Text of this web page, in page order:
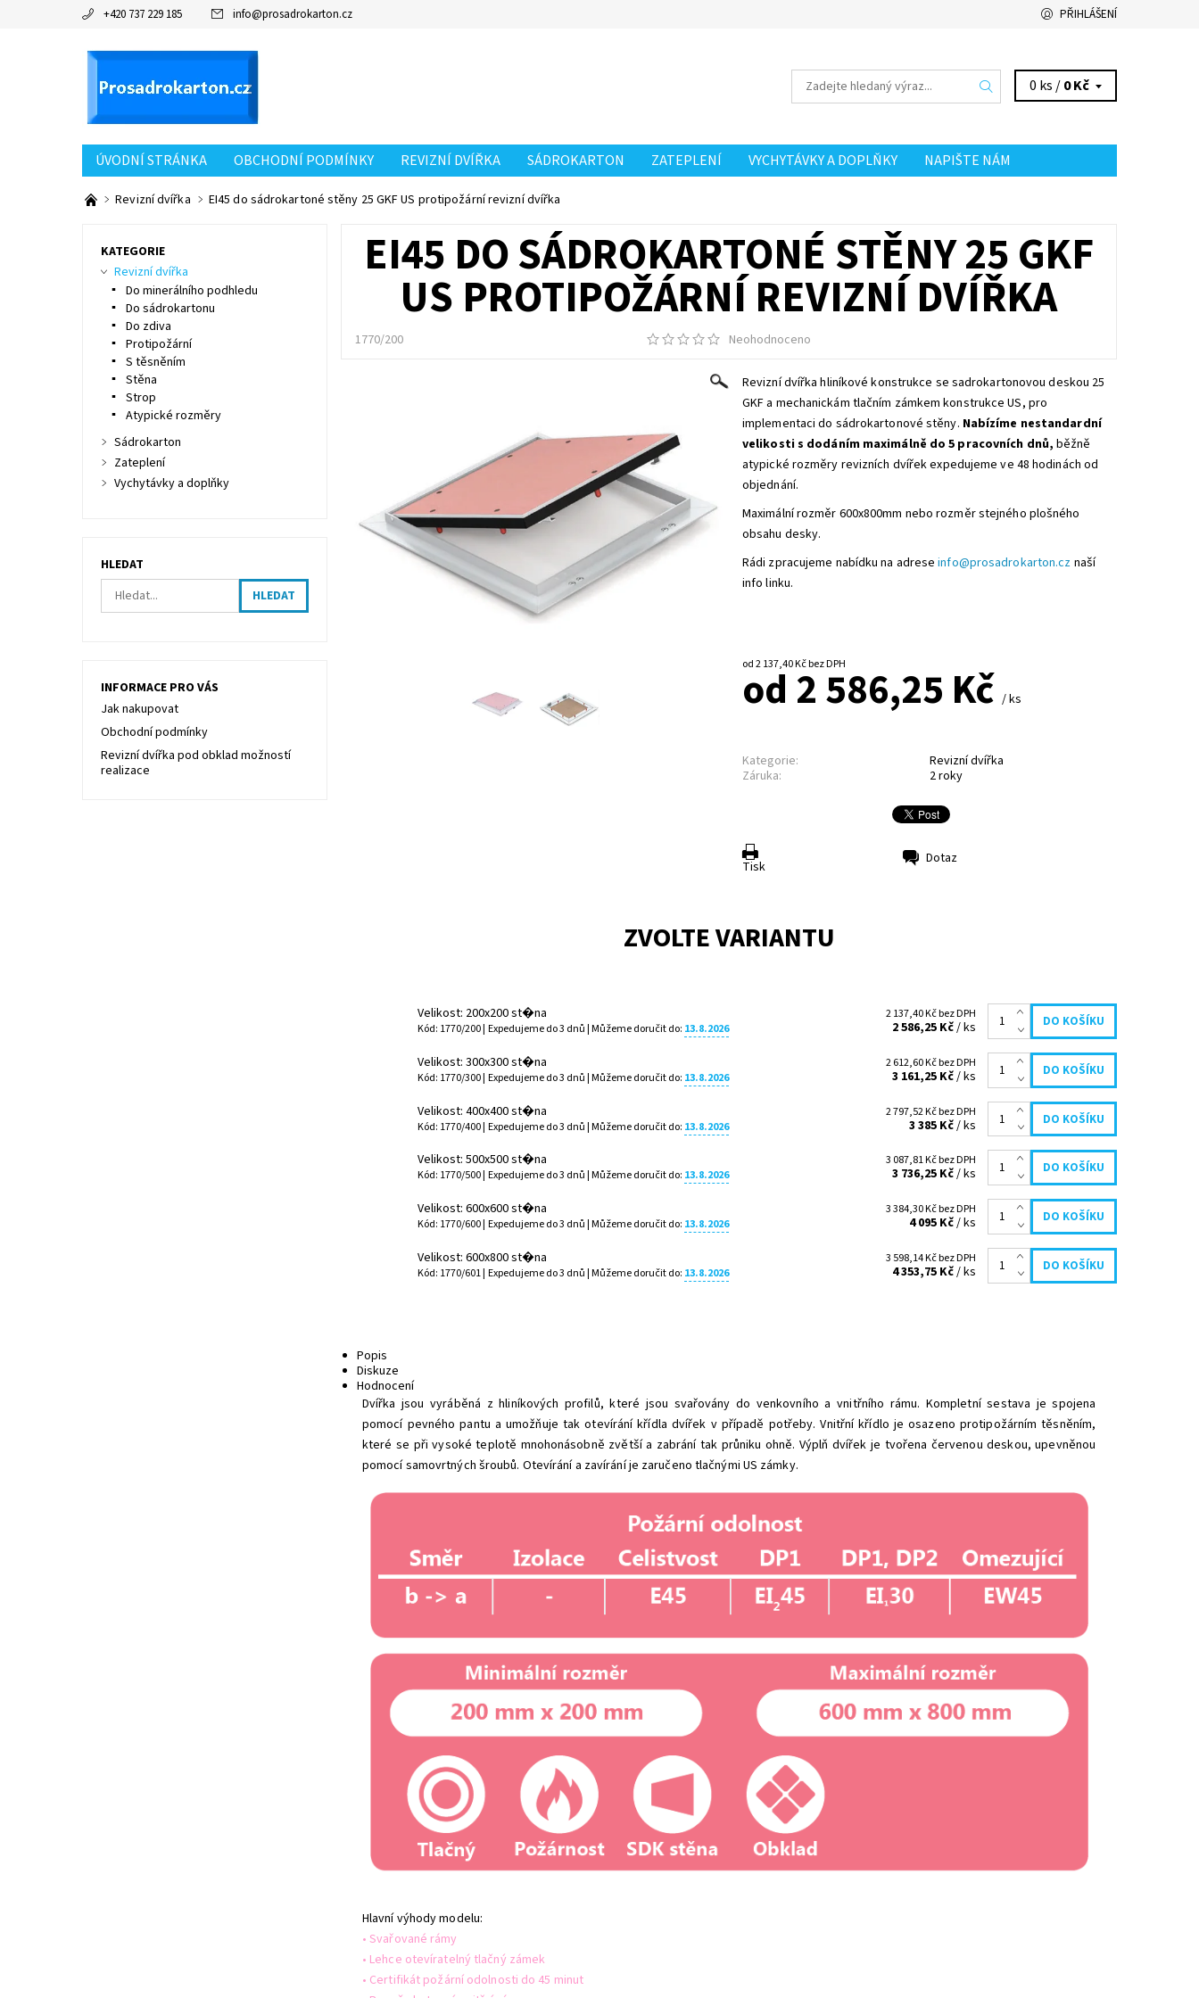
+420 737 229 185 info@prosadrokarton.cz PŘIHLÁŠENÍ
0 ks /0 Kč
ÚVODNÍ STRÁNKA OBCHODNÍ PODMÍNKY REVIZNÍ DVÍŘKA SÁDROKARTON ZATEPLENÍ VYCHYTÁVKY A DOPLŇKY
NAPIŠTE NÁM
KONTAKT
Revizní dvířka EI45 do sádrokartoné stěny 25 GKF US protipožární revizní dvířka
EI45 DO SÁDROKARTONÉ STĚNY 25 GKF
US PROTIPOŽÁRNÍ REVIZNÍ DVÍŘKA
1770/200 Neohodnoceno
Revizní dvířka hliníkové konstrukce se sadrokartonovou deskou 25
GKF a mechanickám tlačním zámkem konstrukce US, pro
implementaci do sádrokartonové stěny. Nabízíme nestandardní
velikosti s dodáním maximálně do 5 pracovních dnů, běžně
atypické rozměry revizních dvířek expedujeme ve 48 hodinách od
objednání.
Maximální rozměr 600x800mm nebo rozměr stejného plošného
obsahu desky.
Rádi zpracujeme nabídku na adreseinfo@prosadrokarton.cz naší
info linku.
od 2 137,40 Kč bez DPH
od 2 586,25 Kč / ks
Kategorie:
Revizní dvířka
Záruka:
2 roky
Tisk Dotaz
ZVOLTE VARIANTU
Velikost: 200x200 st�na
Kód: 1770/200 | Expedujeme do 3 dnů| Můžeme doručit do: 13.8.2026
2 137,40 Kč bez DPH
2 586,25 Kč/ ks
Velikost: 300x300 st�na
Kód: 1770/300 | Expedujeme do 3 dnů| Můžeme doručit do: 13.8.2026
2 612,60 Kč bez DPH
3 161,25 Kč/ ks
Velikost: 400x400 st�na
Kód: 1770/400 | Expedujeme do 3 dnů| Můžeme doručit do: 13.8.2026
2 797,52 Kč bez DPH
3 385 Kč/ ks
Velikost: 500x500 st�na
Kód: 1770/500 | Expedujeme do 3 dnů| Můžeme doručit do: 13.8.2026
3 087,81 Kč bez DPH
3 736,25 Kč/ ks
Velikost: 600x600 st�na
Kód: 1770/600 | Expedujeme do 3 dnů| Můžeme doručit do: 13.8.2026
3 384,30 Kč bez DPH
4 095 Kč/ ks
Velikost: 600x800 st�na
Kód: 1770/601 | Expedujeme do 3 dnů| Můžeme doručit do: 13.8.2026
3 598,14 Kč bez DPH
4 353,75 Kč/ ks
Popis
Diskuze
Hodnocení
Dvířka jsou vyráběná z hliníkových profilů, které jsou svařovány do venkovního a vnitřního rámu. Kompletní sestava je spojena
pomocí pevného pantu a umožňuje tak otevírání křídla dvířek v případě potřeby. Vnitřní křídlo je osazeno protipožárním těsněním,
které se při vysoké teplotě mnohonásobně zvětší a zabrání tak průniku ohně. Výplň dvířek je tvořena červenou deskou, upevněnou
pomocí samovrtných šroubů. Otevírání a zavírání je zaručeno tlačnými US zámky.
Hlavní výhody modelu:
• Svařované rámy
• Lehce otevíratelný tlačný zámek
• Certifikát požární odolnosti do 45 minut
KATEGORIE
Revizní dvířka
Do minerálního podhledu
Do sádrokartonu
Do zdiva
Protipožární
S těsněním
Stěna
Strop
Atypické rozměry
Sádrokarton
Zateplení
Vychytávky a doplňky
HLEDAT
INFORMACE PRO VÁS
Jak nakupovat
Obchodní podmínky
Revizní dvířka pod obklad možností
realizace